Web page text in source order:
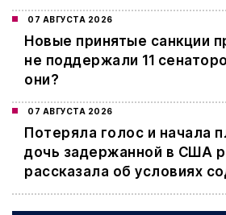
07 АВГУСТА 2026
Новые принятые санкции
не поддержали 11
они?
07 АВГУСТА 2026
Потеряла голос и начала
дочь задержанной в США
рассказала об условиях